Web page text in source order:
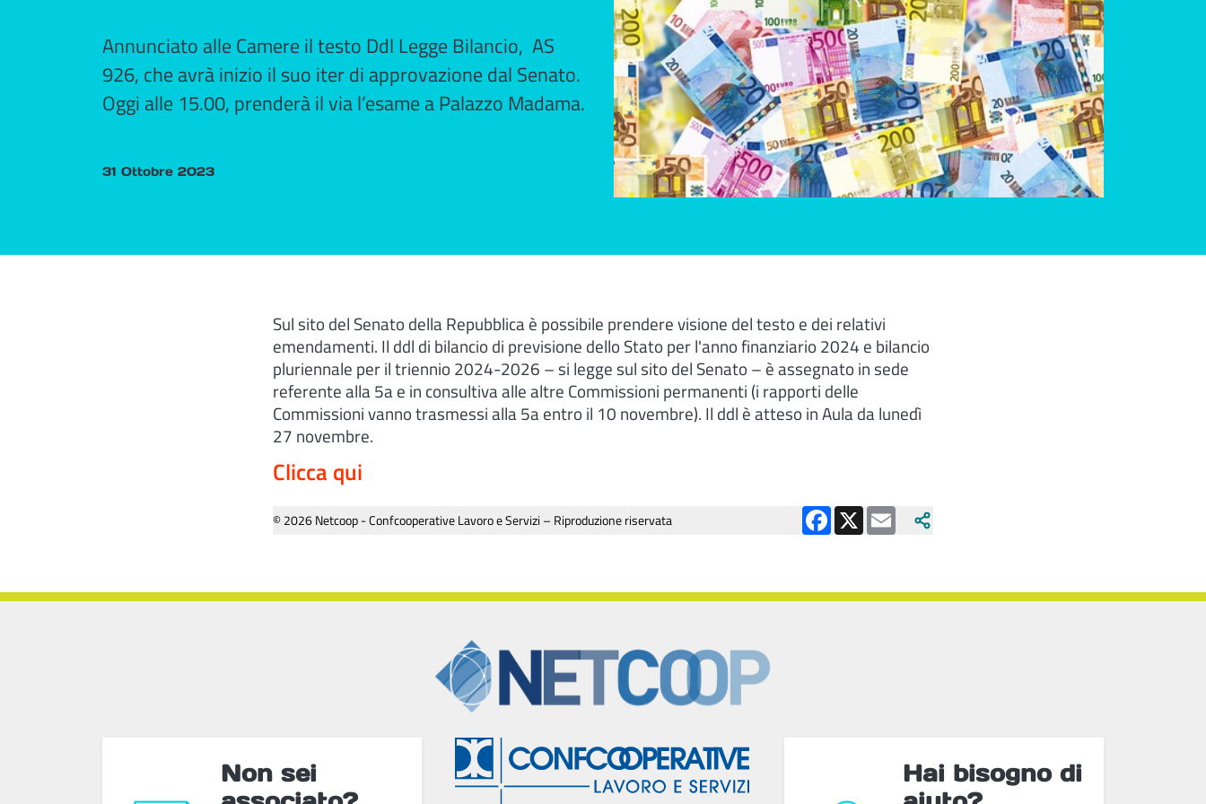
Annunciato alle Camere il testo Ddl Legge Bilancio, AS
926, che avrà inizio il suo iter di approvazione dal Senato.
Oggi alle 15.00, prenderà il via l’esame a Palazzo Madama.
31 Ottobre 2023
Sul sito del Senato della Repubblica è possibile prendere visione del testo e dei relativi
emendamenti. Il ddl di bilancio di previsione dello Stato per l'anno finanziario 2024 e bilancio
pluriennale per il triennio 2024-2026 – si legge sul sito del Senato – è assegnato in sede
referente alla 5a e in consultiva alle altre Commissioni permanenti (i rapporti delle
Commissioni vanno trasmessi alla 5a entro il 10 novembre). Il ddl è atteso in Aula da lunedì
27 novembre.
Clicca qui
© 2026 Netcoop - Confcooperative Lavoro e Servizi – Riproduzione riservata Facebook
X Email
Non sei
Hai bisogno di